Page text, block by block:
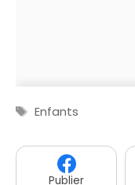
Étiquettes
Enfants
Publier